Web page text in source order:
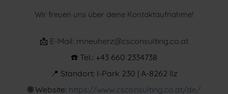
Wir freuen uns über deine Kontaktaufnahme!
📩 E-Mail: mneuherz@csconsulting.co.at
☎️ Tel.: +43 660 2334738
📍 Standort: I-Park 230 | A-8262 Ilz
🌐Website: https://www.csconsulting.co.at/de/